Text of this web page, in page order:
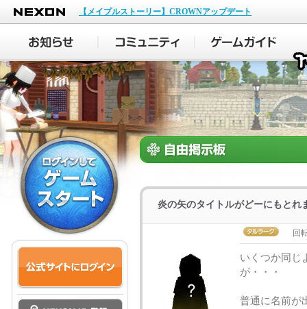
NEXON
【メイプルストーリー】CROWNアップデート
炎の矢のタイトルがどーにもとれ
回
いくつか同じ
が・・・
普通に名前が